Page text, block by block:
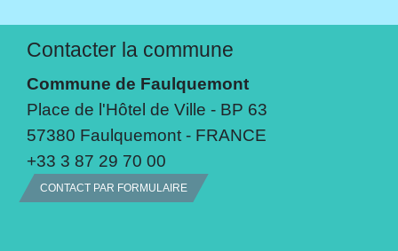
Contacter la commune
Commune de Faulquemont
Place de l'Hôtel de Ville - BP 63
57380 Faulquemont - FRANCE
+33 3 87 29 70 00
CONTACT PAR FORMULAIRE